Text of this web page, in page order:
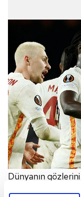
Dünyanın
kulüplerinin scout